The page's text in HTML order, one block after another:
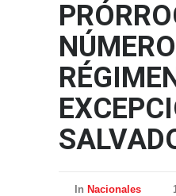
In Nacionales